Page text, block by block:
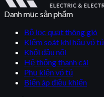
Danh mục sản phẩm
Bộ lọc quạt thông gió
Kiểm soát khí hậu vỏ tủ
Khối đầu nối
Hệ thống thanh cái
Phụ kiện vỏ tủ
Biến áp điều khiển